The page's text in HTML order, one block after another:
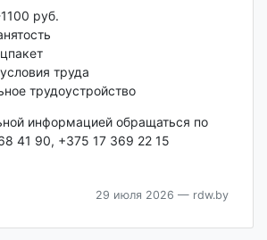
руб.
труда
трудоустройство
информацией обращаться по
41 90, +375 17 369 22 15
29 июля 2026 — rdw.by